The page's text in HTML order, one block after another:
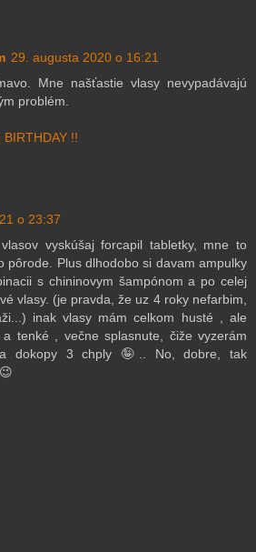
29. augusta 2020 o 16:21
Mne našťastie vlasy nevypadávajú
problém.
BIRTHDAY !!
o 23:37
vyskúšaj forcapil tabletky, mne to
pôrode. Plus dlhodobo si davam ampulky
s chininovym šampónom a po celej
vlasy. (je pravda, že uz 4 roky nefarbim,
inak vlasy mám celkom husté , ale
tenké , večne splasnute, čiže vyzerám
dokopy 3 chply 🤪.. No, dobre, tak